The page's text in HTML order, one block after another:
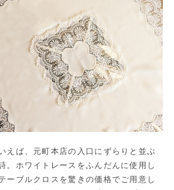
えば、元町本店の入口にずらりと並ぶ
。ホワイトレースをふんだんに使用し
ーブルクロスを驚きの価格でご用意し